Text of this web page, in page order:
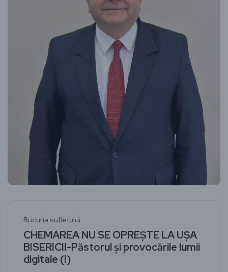
Bucuria sufletului
CHEMAREA NU SE OPREȘTE LA UȘA
BISERICII-Păstorul și provocările lumii
digitale (I)